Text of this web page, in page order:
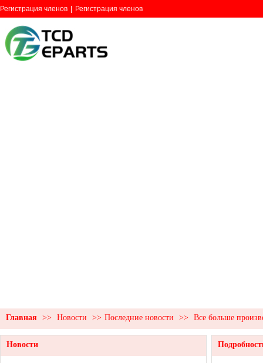
Регистрация членов Регистрация членов
Главная >> Новости >> Последние новости >> Все больше
Новости